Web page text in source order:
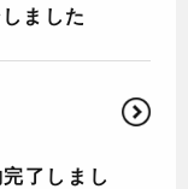
ました
了しまし